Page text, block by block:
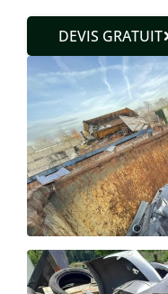
DEVIS GRATUIT